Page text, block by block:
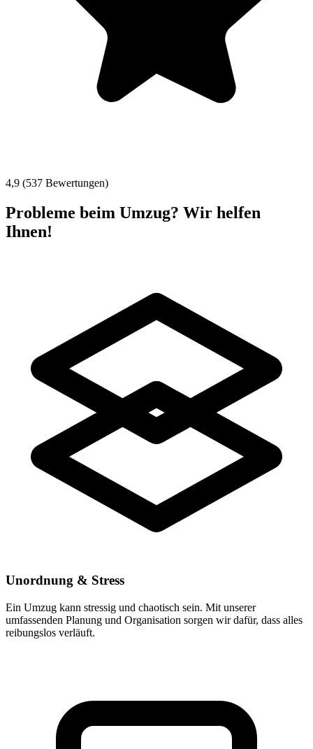
4,9 (537 Bewertungen)
Probleme beim Umzug? Wir helfen
Ihnen!
Unordnung & Stress
Ein Umzug kann stressig und chaotisch sein. Mit unserer
umfassenden Planung und Organisation sorgen wir dafür, dass alles
reibungslos verläuft.